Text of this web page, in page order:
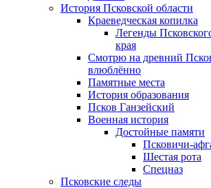
История Псковской области
Краеведческая копилка
Легенды
края
Смотрю на древний
влюблённо
Памятные места
История образования
Псков Ганзейский
Военная история
Достойные памяти
Псковичи-
Шестая рота
Спецназ
Псковские следы